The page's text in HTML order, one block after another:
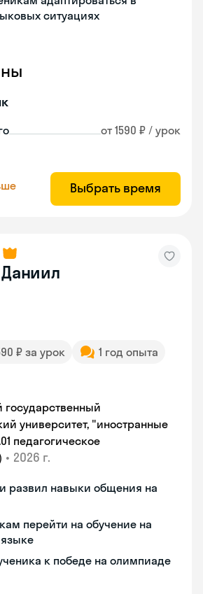
ситуациях
от 1590 ₽ / урок
Выбрать время
Даниил
₽ за урок
1 год опыта
университет, "иностранные
педагогическое
• 2026 г.
развил навыки общения на
перейти на обучение на
к победе на олимпиаде